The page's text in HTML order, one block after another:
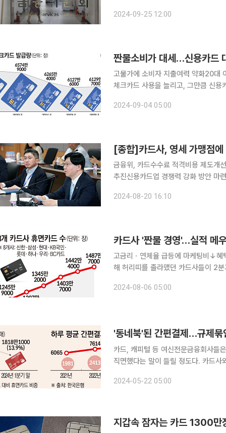
더라도 이에 대한 해지 또는 계속 이
2024-09-25 12:00
짠물소비가 대세…신용카드
고물가에 소비자 지출여력 약화20대
체크카드 사용을 늘리고, 그만큼 신용
2024-09-04 05:00
금융위, 카드수수료 적격비용 제도개
추진신용카드업 경쟁력 강화 방안 마련…TF 구성 영세한 신용카드 가맹점
격비용 제도개선 태스크포스(TF)’ 회
2024-08-20 16:10
카드사 '짠물 경영'…실적 메
고금리ㆍ연체율 급등에 마케팅비↓혜택 줄여 흑자냈
해 허리띠를 졸라맸던 카드사들이 2
할 것이란 데 힘이 실린다. 하지만 마
2024-08-06 05:00
카드, 캐피털 등 여신전문금융회사들
직면했다는 말이 들릴 정도다. 카드
기가 쉽지 않아서다.가맹점 수수료를
2024-05-22 05:00
지갑속 잠자는 카드 1300